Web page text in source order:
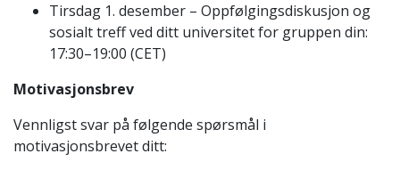
Tirsdag 1. desember – Oppfølgingsdiskusjon og
sosialt treff ved ditt universitet for gruppen din:
17:30–19:00 (CET)
Motivasjonsbrev
Vennligst svar på følgende spørsmål i
motivasjonsbrevet ditt: